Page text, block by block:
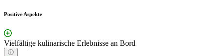
Positive Aspekte
Vielfältige kulinarische Erlebnisse an Bord